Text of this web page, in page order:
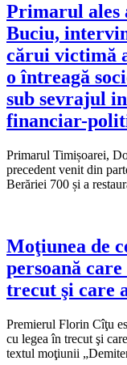
Primarul ales
Buciu,
cărui victimă
o întreagă
sub sevrajul
financiar-
Primarul Timișoarei,
precedent venit din
Berăriei 700 și a
Moţiunea de
persoană
trecut şi care
Premierul Florin Cîţu
cu legea în trecut şi
textul moţiunii